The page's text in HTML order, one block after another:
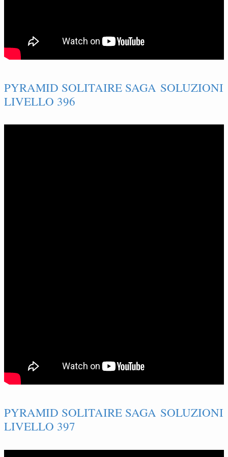
PYRAMID SOLITAIRE SAGA SOLUZIONI
LIVELLO 396
PYRAMID SOLITAIRE SAGA SOLUZIONI
LIVELLO 397